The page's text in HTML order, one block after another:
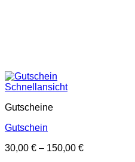
Schnellansicht
Gutscheine
Gutschein
30,00 € – 150,00 €Preisspanne: